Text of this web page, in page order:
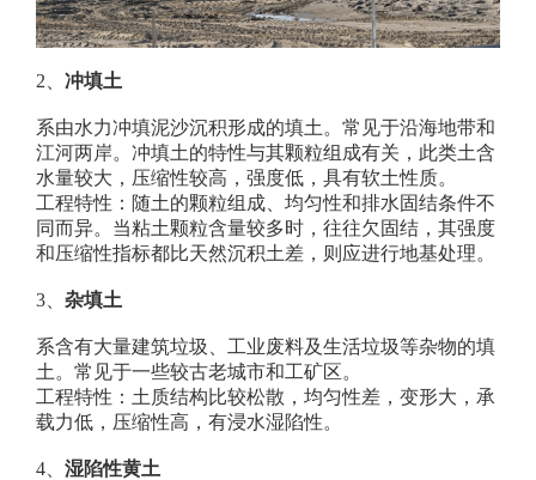
2、 冲填土
系由水力冲填泥沙沉积形成的填土。常见于沿海地带和
江河两岸。冲填土的特性与其颗粒组成有关，此类土含
水量较大，压缩性较高，强度低，具有软土性质。
工程特性 ： 随土的颗粒组成、均匀性和排水固结条件不
同而异。当粘土颗粒含量较多时，往往欠固结，其强度
和压缩性指标都比天然沉积土差，则应进行地基处理。
3、 杂填土
系含有大量建筑垃圾、工业废料及生活垃圾等杂物的填
土。常见于一些较古老城市和工矿区。
工程特性 ： 土质结构比较松散，均匀性差，变形大，承
载力低，压缩性高，有浸水湿陷性。
4、 湿陷性黄土